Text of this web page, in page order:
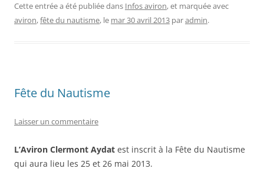
Cette entrée a été publiée dans Infos aviron, et marquée avec
aviron,fête du nautisme, le mar 30 avril 2013 paradmin.
Fête du Nautisme
Laisser un commentaire
L’Aviron Clermont Aydat est inscrit à la Fête du Nautisme
qui aura lieu les 25 et 26 mai 2013.